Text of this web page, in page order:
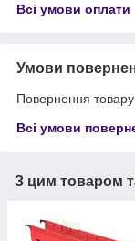
Всі умови оплати
Умови
Повернення
Всі умови
З цим товаром